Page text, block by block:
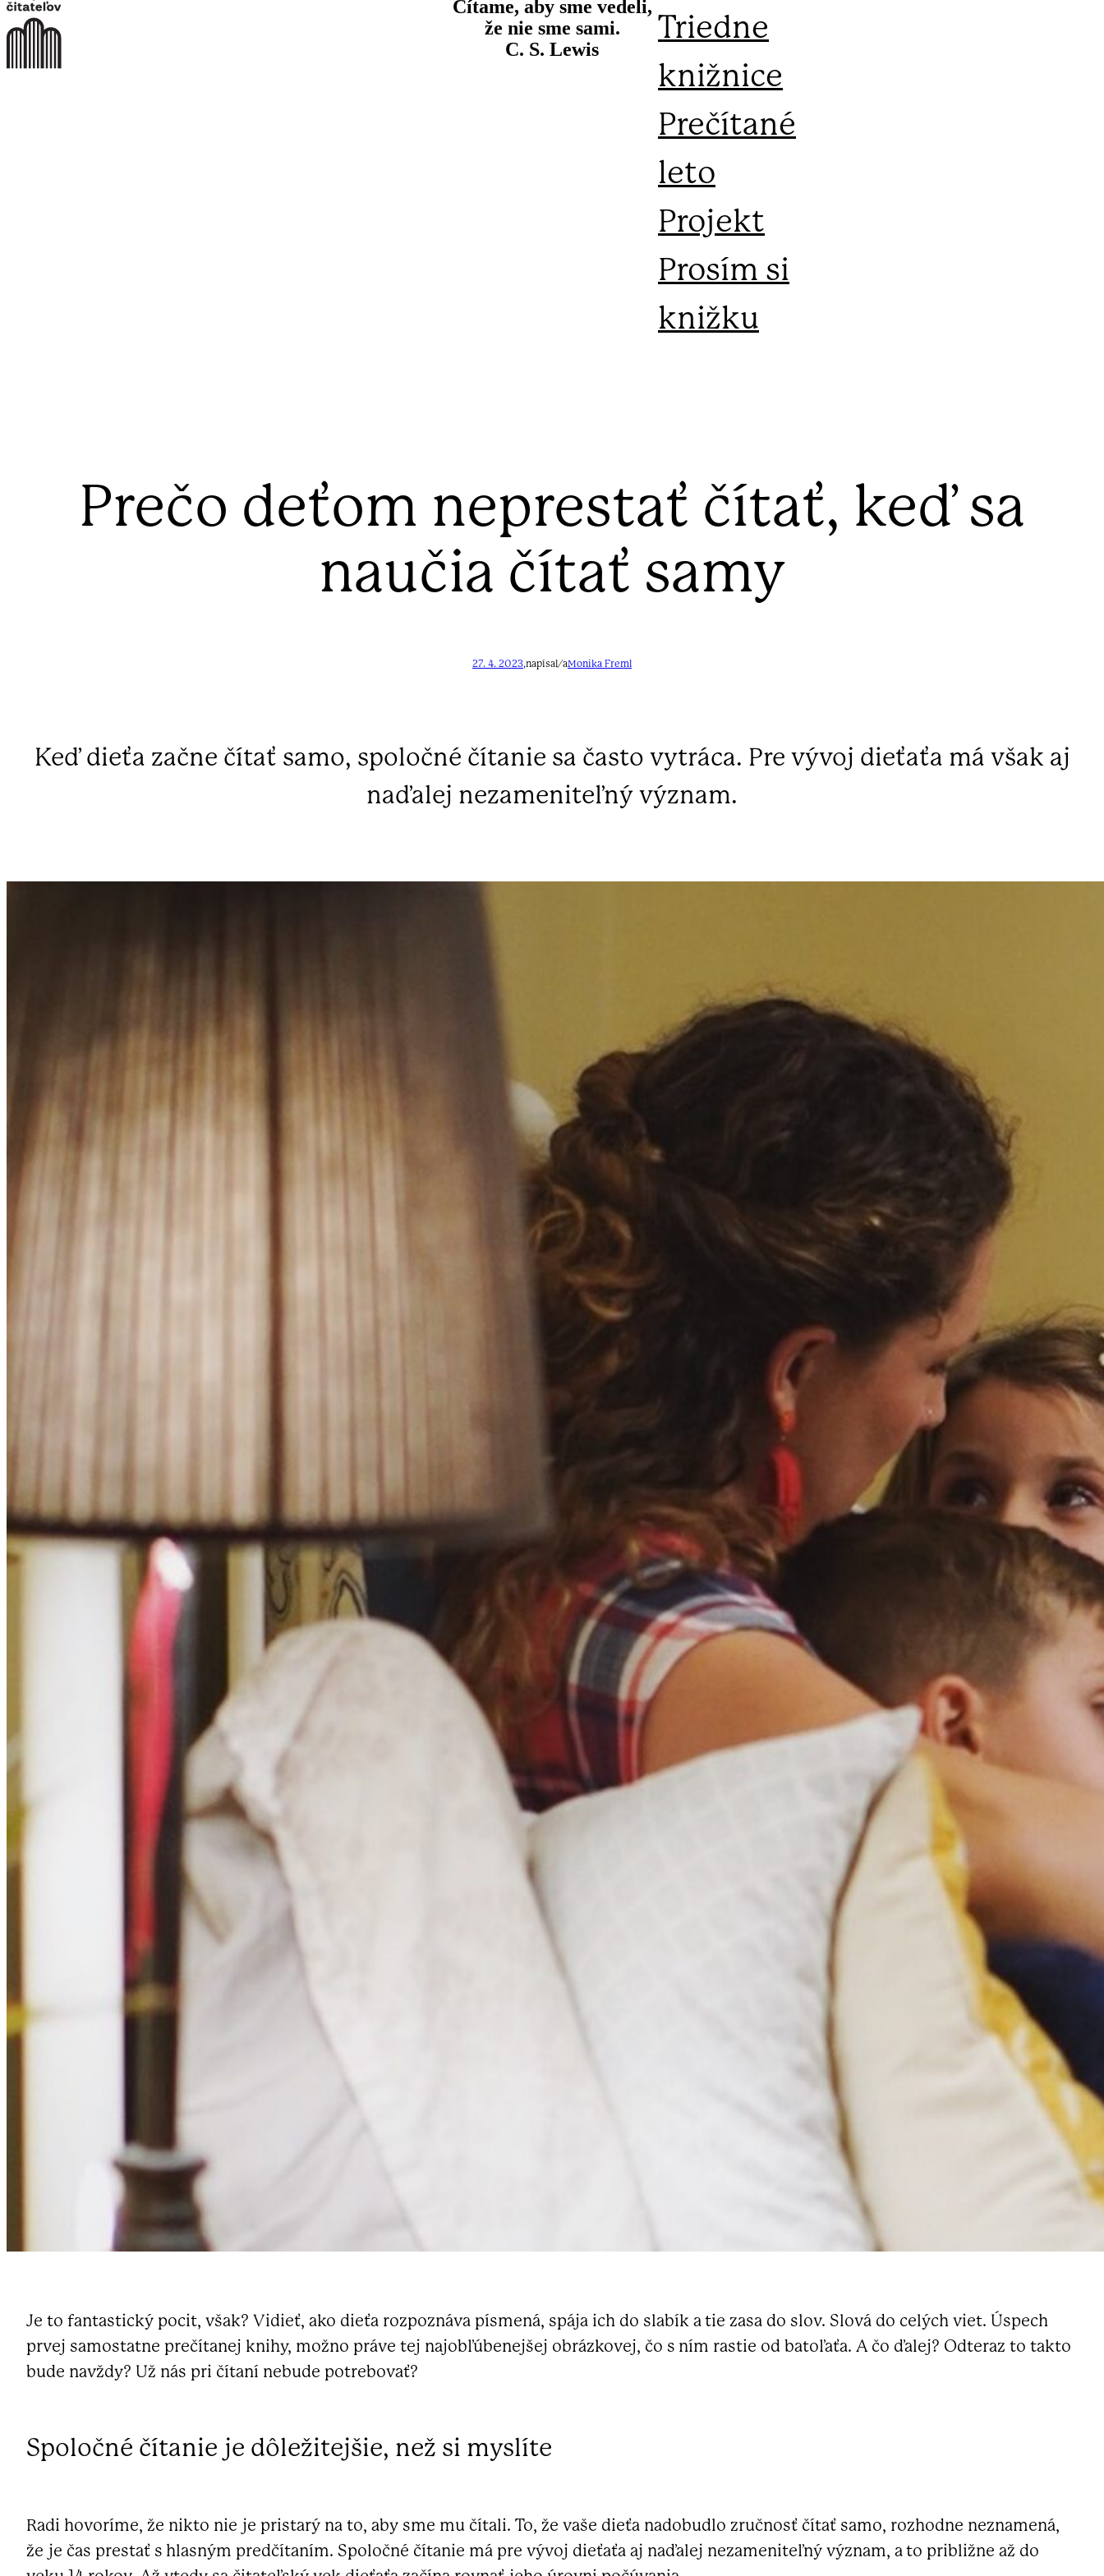
Čítame, aby sme vedeli,
že nie sme sami.
C. S. Lewis
Triedne
knižnice
Prečítané
leto
Projekt
Prosím si
knižku
Prečo deťom neprestať čítať, keď sa
naučia čítať samy
27. 4. 2023,napísal/aMonika Freml
Keď dieťa začne čítať samo, spoločné čítanie sa často vytráca. Pre vývoj dieťaťa má však aj
naďalej nezameniteľný význam.
Je to fantastický pocit, však? Vidieť, ako dieťa rozpoznáva písmená, spája ich do slabík a tie zasa do slov. Slová do celých viet. Úspech
prvej samostatne prečítanej knihy, možno práve tej najobľúbenejšej obrázkovej, čo s ním rastie od batoľaťa. A čo ďalej? Odteraz to takto
bude navždy? Už nás pri čítaní nebude potrebovať?
Spoločné čítanie je dôležitejšie, než si myslíte
Radi hovoríme, že nikto nie je pristarý na to, aby sme mu čítali. To, že vaše dieťa nadobudlo zručnosť čítať samo, rozhodne neznamená,
že je čas prestať s hlasným predčítaním. Spoločné čítanie má pre vývoj dieťaťa aj naďalej nezameniteľný význam, a to približne až do